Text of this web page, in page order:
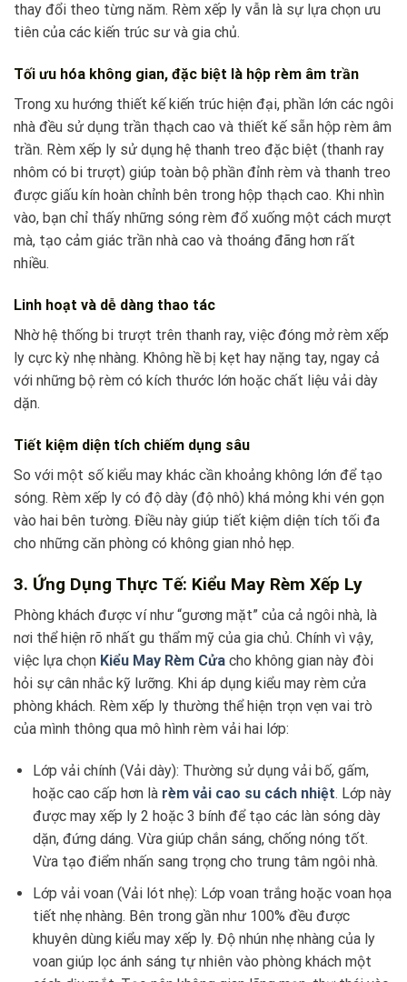
thay đổi theo từng năm. Rèm xếp ly vẫn là sự lựa chọn ưu
tiên của các kiến trúc sư và gia chủ.
Tối ưu hóa không gian, đặc biệt là hộp rèm âm trần
Trong xu hướng thiết kế kiến trúc hiện đại, phần lớn các ngôi
nhà đều sử dụng trần thạch cao và thiết kế sẵn hộp rèm âm
trần. Rèm xếp ly sử dụng hệ thanh treo đặc biệt (thanh ray
nhôm có bi trượt) giúp toàn bộ phần đỉnh rèm và thanh treo
được giấu kín hoàn chỉnh bên trong hộp thạch cao. Khi nhìn
vào, bạn chỉ thấy những sóng rèm đổ xuống một cách mượt
mà, tạo cảm giác trần nhà cao và thoáng đãng hơn rất
nhiều.
Linh hoạt và dễ dàng thao tác
Nhờ hệ thống bi trượt trên thanh ray, việc đóng mở rèm xếp
ly cực kỳ nhẹ nhàng. Không hề bị kẹt hay nặng tay, ngay cả
với những bộ rèm có kích thước lớn hoặc chất liệu vải dày
dặn.
Tiết kiệm diện tích chiếm dụng sâu
So với một số kiểu may khác cần khoảng không lớn để tạo
sóng. Rèm xếp ly có độ dày (độ nhô) khá mỏng khi vén gọn
vào hai bên tường. Điều này giúp tiết kiệm diện tích tối đa
cho những căn phòng có không gian nhỏ hẹp.
3. Ứng Dụng Thực Tế: Kiểu May Rèm Xếp Ly
Phòng khách được ví như “gương mặt” của cả ngôi nhà, là
nơi thể hiện rõ nhất gu thẩm mỹ của gia chủ. Chính vì vậy,
việc lựa chọn Kiểu May Rèm Cửa cho không gian này đòi
hỏi sự cân nhắc kỹ lưỡng. Khi áp dụng kiểu may rèm cửa
phòng khách. Rèm xếp ly thường thể hiện trọn vẹn vai trò
của mình thông qua mô hình rèm vải hai lớp:
Lớp vải chính (Vải dày): Thường sử dụng vải bố, gấm,
hoặc cao cấp hơn làrèm vải cao su cách nhiệt. Lớp này
được may xếp ly 2 hoặc 3 bính để tạo các làn sóng dày
dặn, đứng dáng. Vừa giúp chắn sáng, chống nóng tốt.
Vừa tạo điểm nhấn sang trọng cho trung tâm ngôi nhà.
Lớp vải voan (Vải lót nhẹ): Lớp voan trắng hoặc voan họa
tiết nhẹ nhàng. Bên trong gần như 100% đều được
khuyên dùng kiểu may xếp ly. Độ nhún nhẹ nhàng của ly
voan giúp lọc ánh sáng tự nhiên vào phòng khách một